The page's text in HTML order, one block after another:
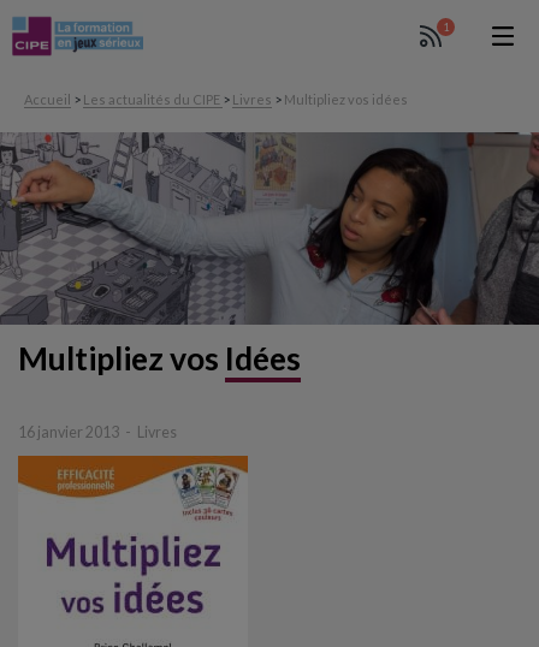
1
Accueil > Les actualités du CIPE > Livres > Multipliez vos idées
Multipliezvos Idées
16 janvier 2013 Livres